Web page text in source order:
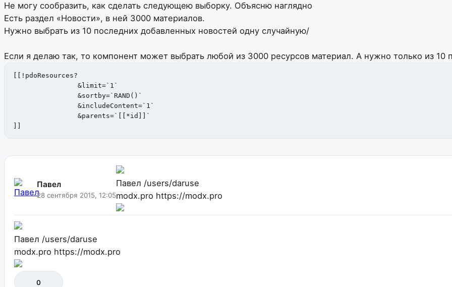
Не могу сообразить, как сделать следующею выборку. Объясню наглядно
Есть раздел «Новости», в ней 3000 материалов.
Нужно выбрать из 10 последних добавленных новостей одну случайную/
Если я делаю так, то компонент может выбрать любой из 3000 ресурсов материал. А нужно только из 10
[[!pdoResources?
]]
Павел
28 сентября 2015, 12:05
Павел /users/daruse
modx.pro https://modx.pro
Павел /users/daruse
modx.pro https://modx.pro
0